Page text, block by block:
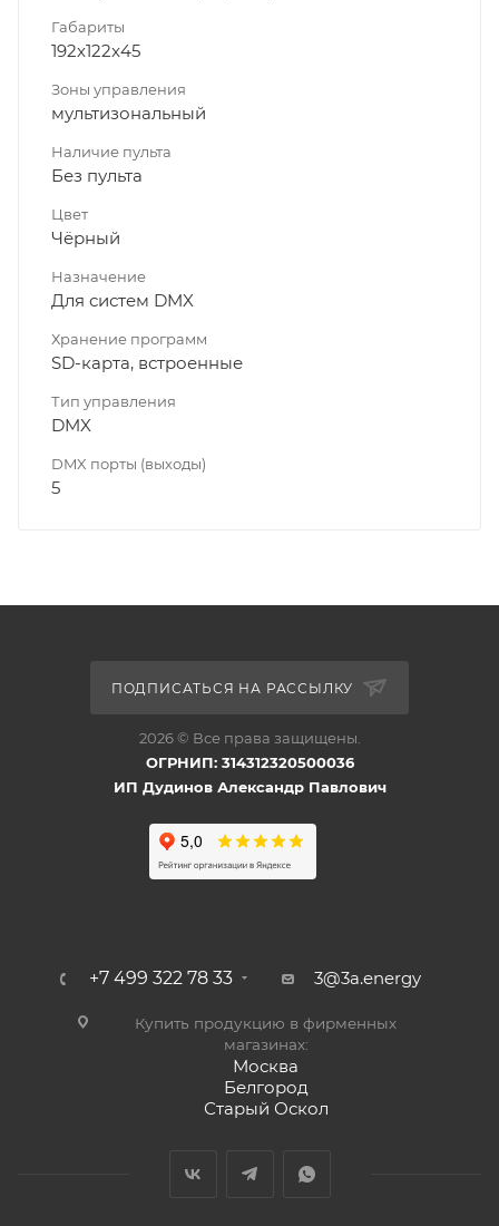
Габариты
192x122x45
Зоны управления
мультизональный
Наличие пульта
Без пульта
Цвет
Чёрный
Назначение
Для систем DMX
Хранение программ
SD-карта, встроенные
Тип управления
DMX
DMX порты (выходы)
5
ПОДПИСАТЬСЯ НА РАССЫЛКУ
2026 © Все права защищены.
ОГРНИП: 314312320500036
ИП Дудинов Александр Павлович
+7 499 322 78 33 3@3a.energy
Купить продукцию в фирменных
магазинах:
Москва
Белгород
Старый Оскол